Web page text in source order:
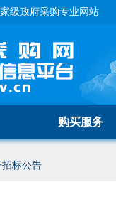
级政府采购专业网站
购买服务
招标公告